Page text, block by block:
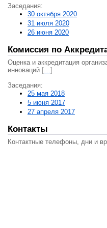
Заседания:
30 октября 2020
31 июля 2020
26 июня 2020
Комиссия по
Оценка и аккредитация
инноваций […]
Заседания:
25 мая 2018
5 июня 2017
27 апреля 2017
Контакты
Контактные телефоны, дни и